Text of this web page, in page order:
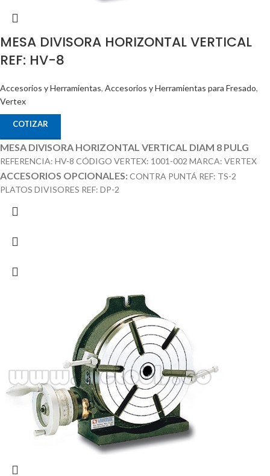
MESA DIVISORA HORIZONTAL VERTICAL
REF: HV-8
Accesorios y Herramientas, Accesorios y Herramientas para Fresado,
Vertex
COTIZAR
MESA DIVISORA HORIZONTAL VERTICAL DIAM 8 PULG
REFERENCIA: HV-8 CÓDIGO VERTEX: 1001-002 MARCA: VERTEX
ACCESORIOS OPCIONALES:CONTRA PUNTÁ REF: TS-2
PLATOS DIVISORES REF: DP-2